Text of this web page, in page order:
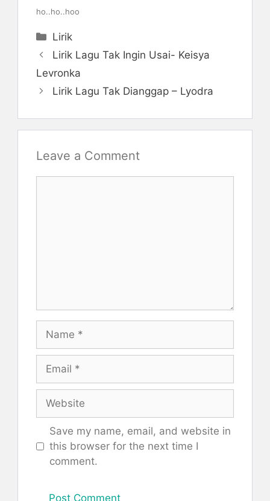
ho..ho..hoo
Categories
Lirik
Lirik Lagu Tak Ingin Usai- Keisya
Levronka
Lirik Lagu Tak Dianggap – Lyodra
Leave a Comment
Save my name, email, and website in
this browser for the next time I
comment.